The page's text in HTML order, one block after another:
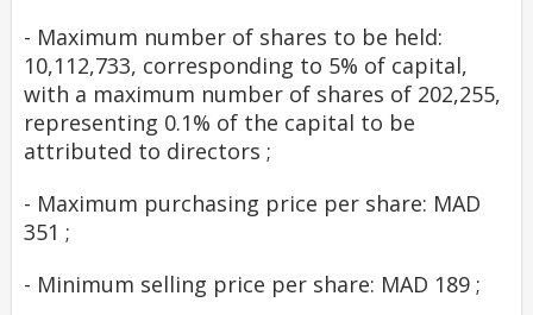
- Maximum number of shares to be held:
10,112,733, corresponding to 5% of capital,
with a maximum number of shares of 202,255,
representing 0.1% of the capital to be
attributed to directors ;
- Maximum purchasing price per share: MAD
351 ;
- Minimum selling price per share: MAD 189 ;